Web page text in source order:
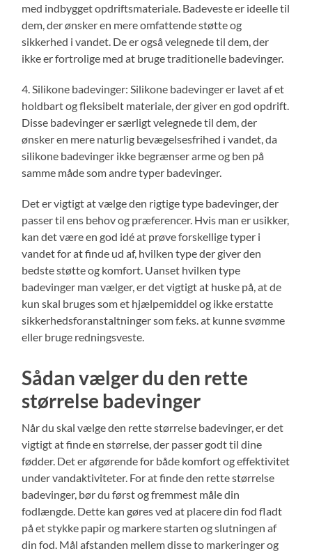
med indbygget opdriftsmateriale. Badeveste er ideelle til
dem, der ønsker en mere omfattende støtte og
sikkerhed i vandet. De er også velegnede til dem, der
ikke er fortrolige med at bruge traditionelle badevinger.
4. Silikone badevinger: Silikone badevinger er lavet af et
holdbart og fleksibelt materiale, der giver en god opdrift.
Disse badevinger er særligt velegnede til dem, der
ønsker en mere naturlig bevægelsesfrihed i vandet, da
silikone badevinger ikke begrænser arme og ben på
samme måde som andre typer badevinger.
Det er vigtigt at vælge den rigtige type badevinger, der
passer til ens behov og præferencer. Hvis man er usikker,
kan det være en god idé at prøve forskellige typer i
vandet for at finde ud af, hvilken type der giver den
bedste støtte og komfort. Uanset hvilken type
badevinger man vælger, er det vigtigt at huske på, at de
kun skal bruges som et hjælpemiddel og ikke erstatte
sikkerhedsforanstaltninger som f.eks. at kunne svømme
eller bruge redningsveste.
Sådan vælger du den rette
størrelse badevinger
Når du skal vælge den rette størrelse badevinger, er det
vigtigt at finde en størrelse, der passer godt til dine
fødder. Det er afgørende for både komfort og effektivitet
under vandaktiviteter. For at finde den rette størrelse
badevinger, bør du først og fremmest måle din
fodlængde. Dette kan gøres ved at placere din fod fladt
på et stykke papir og markere starten og slutningen af
din fod. Mål afstanden mellem disse to markeringer og